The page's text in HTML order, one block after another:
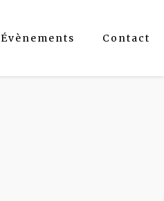
Évènements Contact